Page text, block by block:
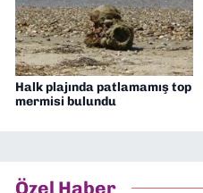
Halk plajında patlamamış top
mermisi bulundu
Özel Haber